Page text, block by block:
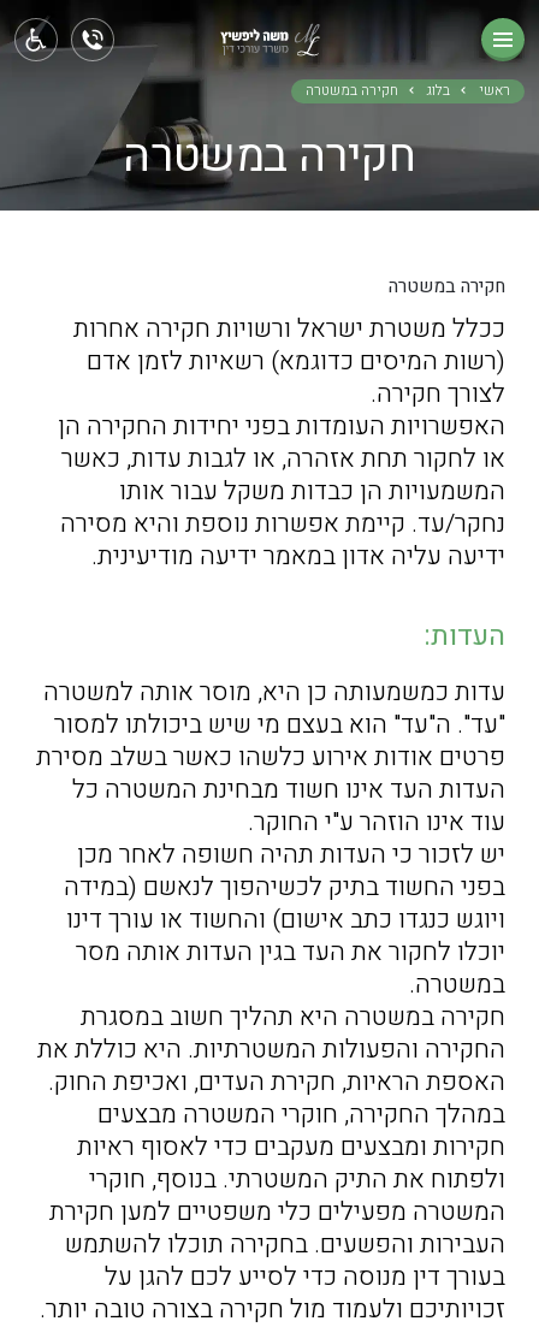
ראשי בלוג חקירה במשטרה
חקירה במשטרה
חקירה במשטרה
ככלל משטרת ישראל ורשויות חקירה אחרות
(רשות המיסים כדוגמא) רשאיות לזמן אדם
לצורך חקירה.
האפשרויות העומדות בפני יחידות החקירה הן
או לחקור תחת אזהרה, או לגבות עדות, כאשר
המשמעויות הן כבדות משקל עבור אותו
נחקר/עד. קיימת אפשרות נוספת והיא מסירה
ידיעה עליה אדון במאמר ידיעה מודיעינית.
העדות:
עדות כמשמעותה כן היא, מוסר אותה למשטרה
"עד". ה"עד" הוא בעצם מי שיש ביכולתו למסור
פרטים אודות אירוע כלשהו כאשר בשלב מסירת
העדות העד אינו חשוד מבחינת המשטרה כל
עוד אינו הוזהר ע"י החוקר.
יש לזכור כי העדות תהיה חשופה לאחר מכן
בפני החשוד בתיק לכשיהפוך לנאשם (במידה
ויוגש כנגדו כתב אישום) והחשוד או עורך דינו
יוכלו לחקור את העד בגין העדות אותה מסר
במשטרה.
חקירה במשטרה היא תהליך חשוב במסגרת
החקירה והפעולות המשטרתיות. היא כוללת את
האספת הראיות, חקירת העדים, ואכיפת החוק.
במהלך החקירה, חוקרי המשטרה מבצעים
חקירות ומבצעים מעקבים כדי לאסוף ראיות
ולפתוח את התיק המשטרתי. בנוסף, חוקרי
המשטרה מפעילים כלי משפטיים למען חקירת
העבירות והפשעים. בחקירה תוכלו להשתמש
בעורך דין מנוסה כדי לסייע לכם להגן על
זכויותיכם ולעמוד מול חקירה בצורה טובה יותר.
ראשי
תחומי עיסוק
אודותינו
בלוג